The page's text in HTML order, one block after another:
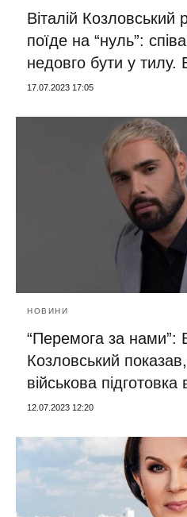
Віталій Козловський
поїде на “нуль”:
недовго бути у тилу.
17.07.2023 17:05
НОВИНИ
“Перемога за нами”:
Козловський
військова підготовка
12.07.2023 12:20